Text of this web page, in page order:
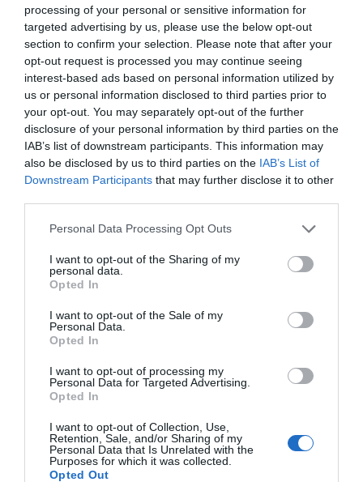
processing of your personal or sensitive information for
targeted advertising by us, please use the below opt-out
section to confirm your selection. Please note that after your
opt-out request is processed you may continue seeing
interest-based ads based on personal information utilized by
us or personal information disclosed to third parties prior to
your opt-out. You may separately opt-out of the further
disclosure of your personal information by third parties on the
IAB’s list of downstream participants. This information may
also be disclosed by us to third parties on the IAB’s List of
Downstream Participants that may further disclose it to other
Personal Data Processing Opt Outs
I want to opt-out of the Sharing of my
personal data.
Opted In
I want to opt-out of the Sale of my
Personal Data.
Opted In
I want to opt-out of processing my
Personal Data for Targeted Advertising.
Opted In
I want to opt-out of Collection, Use,
Retention, Sale, and/or Sharing of my
Personal Data that Is Unrelated with the
Purposes for which it was collected.
Opted Out